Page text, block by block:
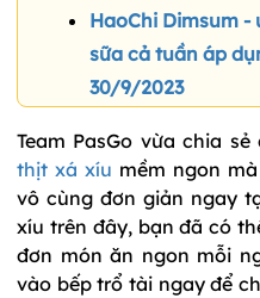
HaoChi Dimsum -
sữa cả tuần áp
30/9/2023
Team PasGo vừa chia
thịt xá xíu mềm ngon
vô cùng đơn giản ngay
xíu trên đây, bạn đã có
đơn món ăn ngon mỗi
vào bếp trổ tài ngay để